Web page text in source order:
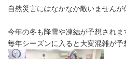
自然災害にはなかなか敵いません
今年の冬も降雪や凍結が予想されま
毎年シーズンに入ると大変混雑が